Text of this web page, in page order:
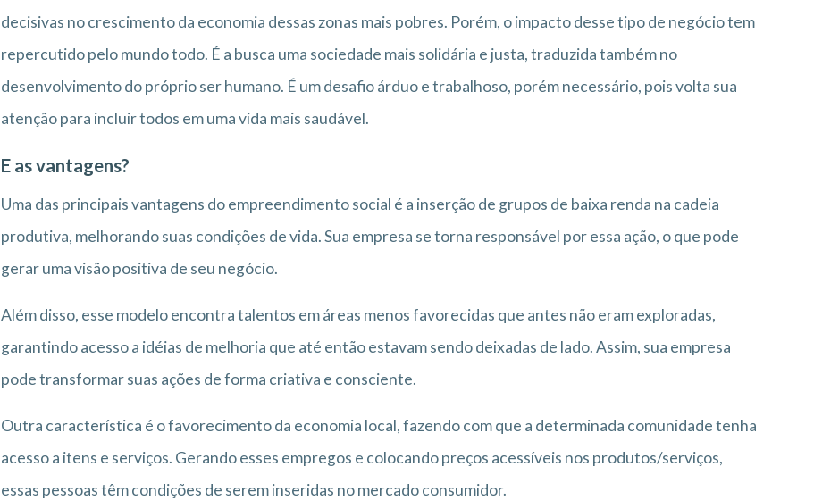
decisivas no crescimento da economia dessas zonas mais pobres. Porém, o impacto desse tipo de negócio tem
repercutido pelo mundo todo. É a busca uma sociedade mais solidária e justa, traduzida também no
desenvolvimento do próprio ser humano. É um desafio árduo e trabalhoso, porém necessário, pois volta sua
atenção para incluir todos em uma vida mais saudável.
E as vantagens?
Uma das principais vantagens do empreendimento social é a inserção de grupos de baixa renda na cadeia
produtiva, melhorando suas condições de vida. Sua empresa se torna responsável por essa ação, o que pode
gerar uma visão positiva de seu negócio.
Além disso, esse modelo encontra talentos em áreas menos favorecidas que antes não eram exploradas,
garantindo acesso a idéias de melhoria que até então estavam sendo deixadas de lado. Assim, sua empresa
pode transformar suas ações de forma criativa e consciente.
Outra característica é o favorecimento da economia local, fazendo com que a determinada comunidade tenha
acesso a itens e serviços. Gerando esses empregos e colocando preços acessíveis nos produtos/serviços,
essas pessoas têm condições de serem inseridas no mercado consumidor.